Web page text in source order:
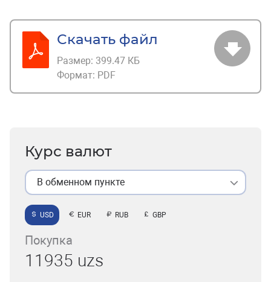
Скачать файл
Размер: 399.47 КБ
Формат: PDF
Курс валют
В обменном пункте
USD EUR RUB GBP
Покупка
11935 uzs